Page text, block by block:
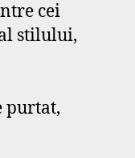
cei
stilului,
purtat,